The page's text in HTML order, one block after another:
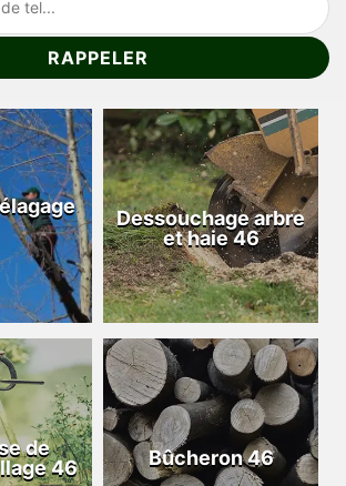
Dessouchage arbre
et haie 46
de
46
Bûcheron 46